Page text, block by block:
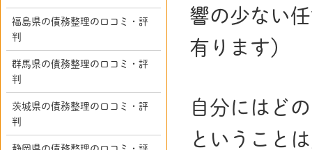
響の少ない
有ります）
自分にはど
ということ
福島県の債務整理の口コミ・評
判
群馬県の債務整理の口コミ・評
判
茨城県の債務整理の口コミ・評
判